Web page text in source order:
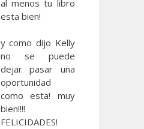
al menos tu libro
esta bien!
y como dijo Kelly
no se puede
dejar pasar una
oportunidad
como esta! muy
bien!!!!
FELICIDADES!